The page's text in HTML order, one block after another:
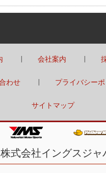
会社案内
わせ プライバシー
サイトマップ
株式会社イングスジャ